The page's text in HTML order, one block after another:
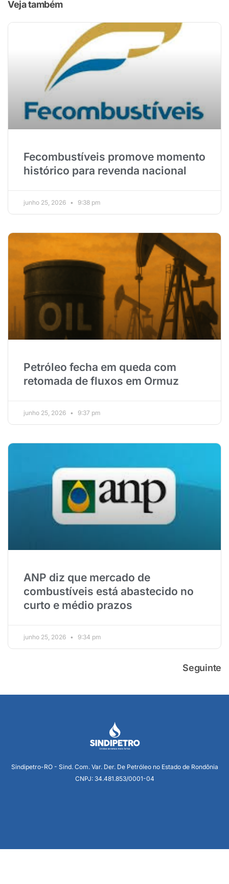
Veja também
Fecombustíveis promove momento
histórico para revenda nacional
junho 25, 2026 9:38 pm
Petróleo fecha em queda com
retomada de fluxos em Ormuz
junho 25, 2026 9:37 pm
ANP diz que mercado de
combustíveis está abastecido no
curto e médio prazos
junho 25, 2026 9:34 pm
Seguinte
Sindipetro-RO - Sind. Com. Var. Der. De Petróleo no Estado de Rondônia
CNPJ: 34.481.853/0001-04